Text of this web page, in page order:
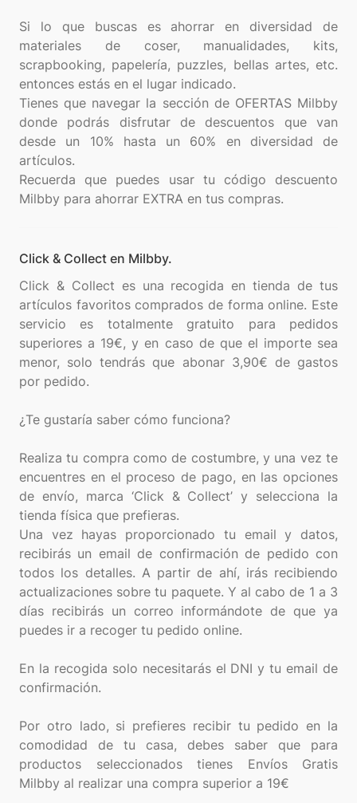
Si lo que buscas es ahorrar en diversidad de
materiales de coser, manualidades, kits,
scrapbooking, papelería, puzzles, bellas artes, etc.
entonces estás en el lugar indicado.
Tienes que navegar la sección de OFERTAS Milbby
donde podrás disfrutar de descuentos que van
desde un 10% hasta un 60% en diversidad de
artículos.
Recuerda que puedes usar tu código descuento
Click & Collect en Milbby.
Click & Collect es una recogida en tienda de tus
artículos favoritos comprados de forma online. Este
servicio es totalmente gratuito para pedidos
superiores a 19€, y en caso de que el importe sea
menor, solo tendrás que abonar 3,90€ de gastos
por pedido.
¿Te gustaría saber cómo funciona?
Realiza tu compra como de costumbre, y una vez te
encuentres en el proceso de pago, en las opciones
de envío, marca ‘Click & Collect’ y selecciona la
tienda física que prefieras.
Una vez hayas proporcionado tu email y datos,
recibirás un email de confirmación de pedido con
todos los detalles. A partir de ahí, irás recibiendo
actualizaciones sobre tu paquete. Y al cabo de 1 a 3
días recibirás un correo informándote de que ya
puedes ir a recoger tu pedido online.
En la recogida solo necesitarás el DNI y tu email de
confirmación.
Por otro lado, si prefieres recibir tu pedido en la
comodidad de tu casa, debes saber que para
productos seleccionados tienes Envíos Gratis